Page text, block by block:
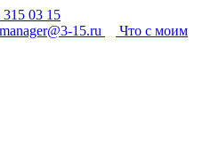
03 15
manager@3-15.ru
Что с моим